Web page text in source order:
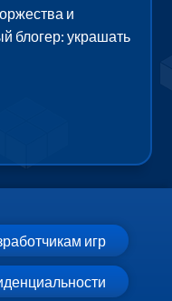
и
блогер: украшать
игр